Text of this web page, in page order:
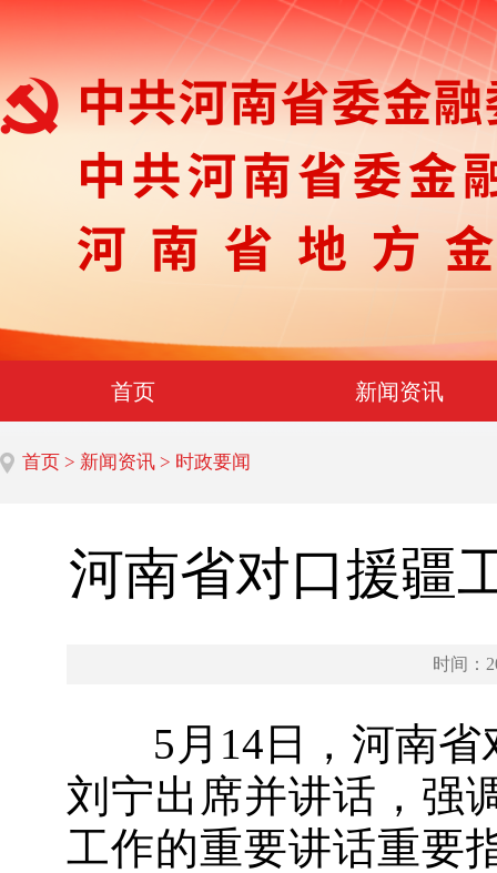
首页 新闻资讯
首页 > 新闻资讯 > 时政要闻
河南省对口援疆
时间：
5月14日，河南省
刘宁出席并讲话，强
工作的重要讲话重要